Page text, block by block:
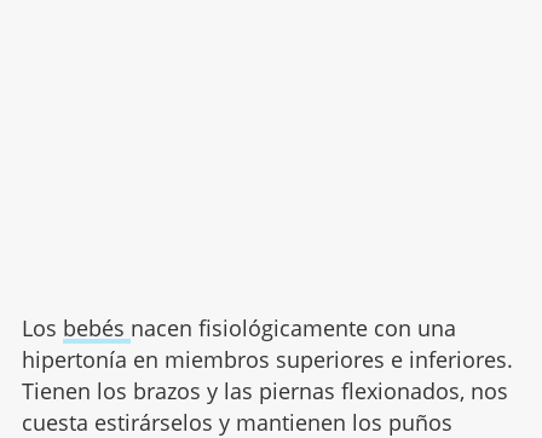
Los bebés nacen fisiológicamente con una
hipertonía en miembros superiores e inferiores.
Tienen los brazos y las piernas flexionados, nos
cuesta estirárselos y mantienen los puños